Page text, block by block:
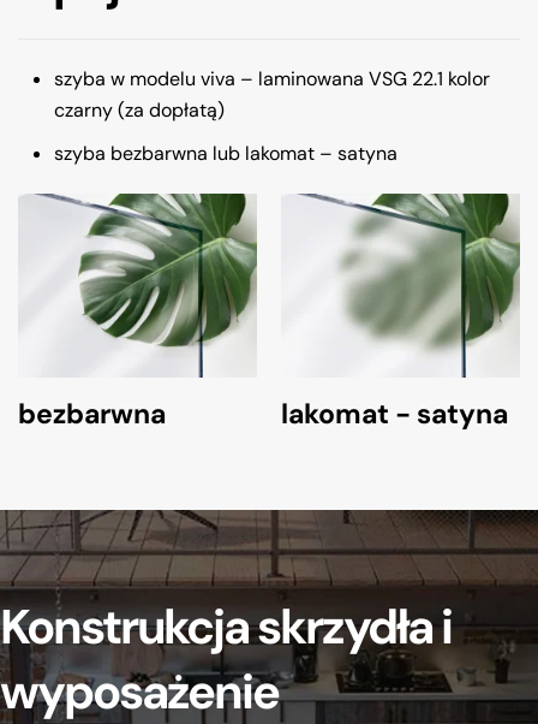
szyba w modelu viva – laminowana VSG 22.1 kolor
czarny (za dopłatą)
szyba bezbarwna lub lakomat – satyna
bezbarwna lakomat - satyna
Konstrukcja skrzydła i
wyposażenie